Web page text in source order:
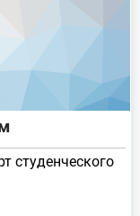
студенческого